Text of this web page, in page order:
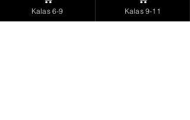
Kalas 6-9 Kalas 9-11